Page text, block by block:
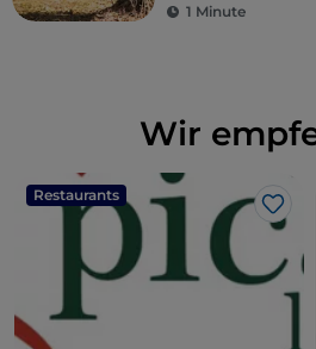
1 Minute
Wir
Restaurants
Like